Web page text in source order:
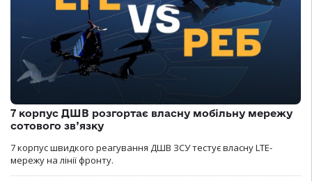
7 корпус ДШВ розгортає власну мобільну мережу
сотового зв’язку
7 корпус швидкого реагування ДШВ ЗСУ тестує власну LTE-
мережу на лінії фронту.